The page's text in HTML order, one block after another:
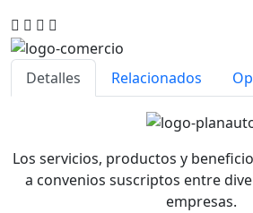
Detalles Relacionados
Los servicios, productos y
a convenios suscriptos entre
empresas.